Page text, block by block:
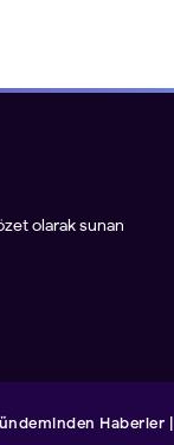
olarak sunan
Haberler |